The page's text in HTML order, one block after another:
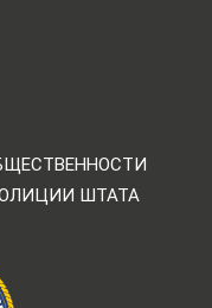
ШТАТА